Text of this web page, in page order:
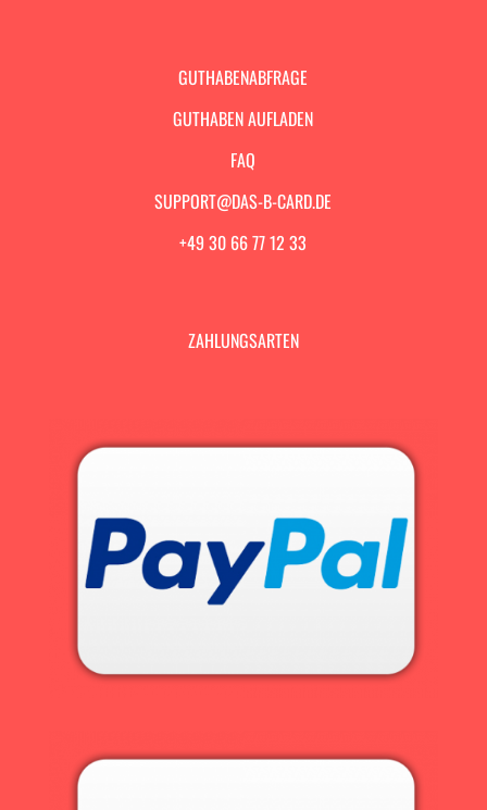
GUTHABENABFRAGE
GUTHABEN AUFLADEN
FAQ
SUPPORT@DAS-B-CARD.DE
+49 30 66 77 12 33
ZAHLUNGSARTEN